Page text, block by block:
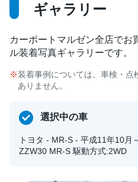
ギャラリー
カーポートマルゼン全店でお
ル装着写真ギャラリーです。
装着事例については、車検・点
ありません。
選択中の車
トヨタ - MR-S - 平成11年10月
ZZW30 MR-S 駆動方式:2WD